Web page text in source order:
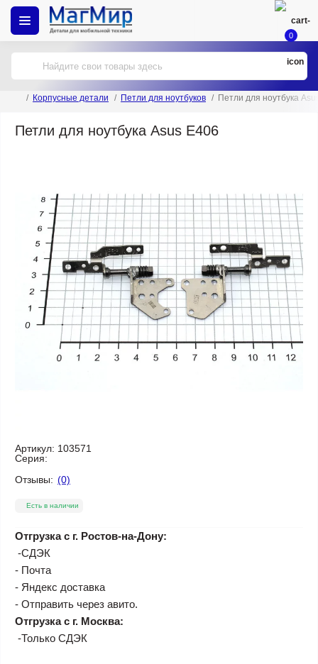
0
Корпусные детали Петли для ноутбуков Петли для ноутбука
Петли для ноутбука Asus E406
Артикул: 103571
Серия:
Отзывы: (0)
Есть в наличии
Отгрузка с г. Ростов-на-Дону:
-СДЭК
- Почта
- Яндекс доставка
- Отправить через авито.
Отгрузка с г. Москва:
-Только СДЭК